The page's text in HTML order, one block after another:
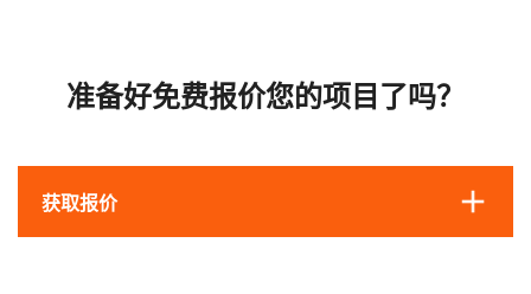
准备好免费报价您的项目了吗？
获取报价